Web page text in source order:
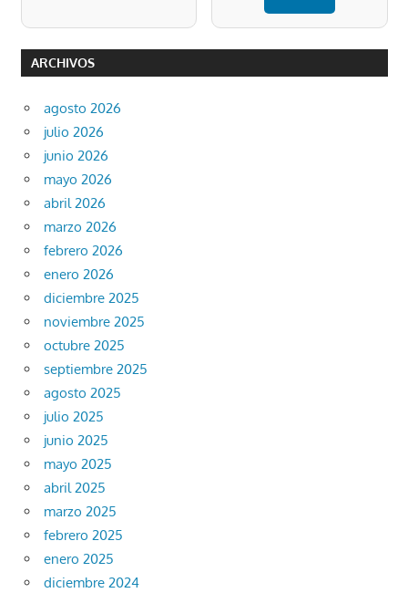
ARCHIVOS
agosto 2026
julio 2026
junio 2026
mayo 2026
abril 2026
marzo 2026
febrero 2026
enero 2026
diciembre 2025
noviembre 2025
octubre 2025
septiembre 2025
agosto 2025
julio 2025
junio 2025
mayo 2025
abril 2025
marzo 2025
febrero 2025
enero 2025
diciembre 2024